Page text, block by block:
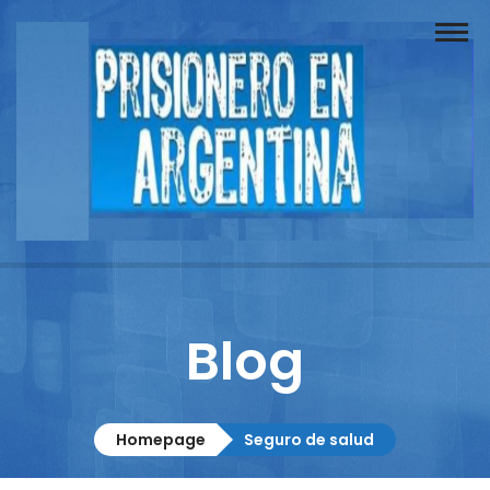
Buscador
Documentos
Columnistas
Contacto
Blog
Homepage Seguro de salud